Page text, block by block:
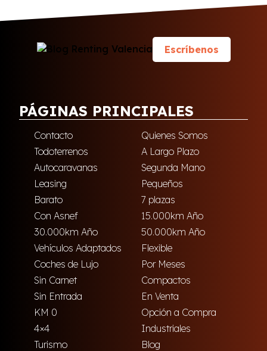
Escríbenos
PÁGINAS PRINCIPALES
Contacto
Quienes Somos
Todoterrenos
A Largo Plazo
Autocaravanas
Segunda Mano
Leasing
Pequeños
Barato
7 plazas
Con Asnef
15.000km Año
30.000km Año
50.000km Año
Vehículos Adaptados
Flexible
Coches de Lujo
Por Meses
Sin Carnet
Compactos
Sin Entrada
En Venta
KM 0
Opción a Compra
4×4
Industriales
Turismo
Blog